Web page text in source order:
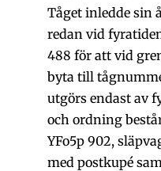
Tåget inledde sin
redan vid
488 för att vid
byta till
utgörs endast av
och ordning
YFo5p 902,
med postkupé